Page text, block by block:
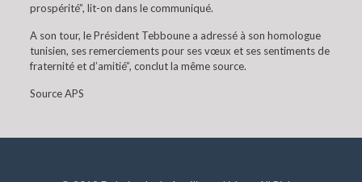
prospérité”, lit-on dans le communiqué.
A son tour, le Président Tebboune a adressé à son homologue
tunisien, ses remerciements pour ses vœux et ses sentiments de
fraternité et d’amitié”, conclut la même source.
Source APS